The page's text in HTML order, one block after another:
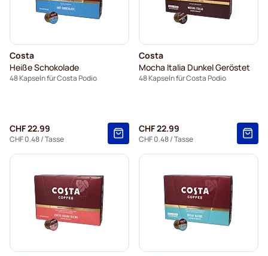
Costa
Heiße Schokolade
48 Kapseln für Costa Podio
CHF 22.99
CHF 0.48/ Tasse
Costa
Mocha Italia Dunkel Geröstet
48 Kapseln für Costa Podio
CHF 22.99
CHF 0.48/ Tasse